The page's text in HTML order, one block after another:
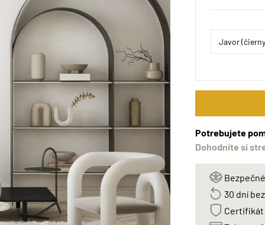
Potrebujete
Dohodnite si
30 dní
Certifikát